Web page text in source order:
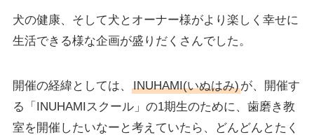
犬の健康、そして犬とオーナー様がより楽しく幸せに
生活できる様な企画が盛りだくさんでした。
開催の経緯としては、 INUHAMI(いぬはみ)が、開催す
る「INUHAMIスクール」の1期生のために、歯磨き教
室を開催したいなーと考えていたら、どんどんとたく